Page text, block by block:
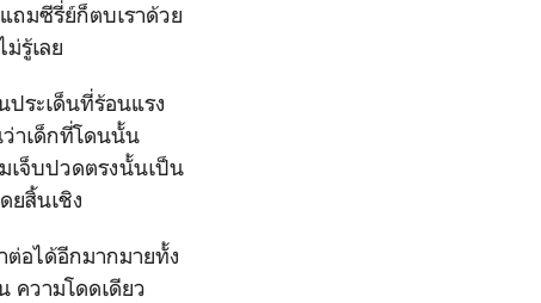
มซีรี่ย์ก็ตบเราด้วย
รู้เลย
ระเด็นที่ร้อนแรง
าเด็กที่โดนนั้น
เจ็บปวดตรงนั้นเป็น
ยสิ้นเชิง
ต่อได้อีกมากมายทั้ง
ความโดดเดียว